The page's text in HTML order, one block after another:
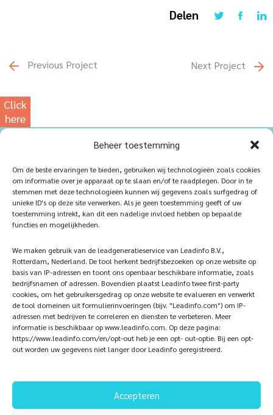
Beheer toestemming
Om de beste ervaringen te bieden, gebruiken wij technologieën zoals cookies
om informatie over je apparaat op te slaan en/of te raadplegen. Door in te
stemmen met deze technologieën kunnen wij gegevens zoals surfgedrag of
unieke ID's op deze site verwerken. Als je geen toestemming geeft of uw
toestemming intrekt, kan dit een nadelige invloed hebben op bepaalde
functies en mogelijkheden.
We maken gebruik van de leadgeneratieservice van Leadinfo B.V.,
Rotterdam, Nederland. De tool herkent bedrijfsbezoeken op onze website op
basis van IP-adressen en toont ons openbaar beschikbare informatie, zoals
bedrijfsnamen of adressen. Bovendien plaatst Leadinfo twee first-party
cookies, om het gebruikersgedrag op onze website te evalueren en verwerkt
de tool domeinen uit formulierinvoeringen (bijv. "Leadinfo.com") om IP-
adressen met bedrijven te correleren en diensten te verbeteren. Meer
informatie is beschikbaar op www.leadinfo.com. Op deze pagina:
https://www.leadinfo.com/en/opt-out heb je een opt- out-optie. Bij een opt-
out worden uw gegevens niet langer door Leadinfo geregistreerd.
Accepteren
Delen
Previous Project Next Project
Click
here
for
Home
Products
iQ Atelier
References
Sustainablility
Vacancies
Contact
Veelgestelde vragen
Follow Us Subscribe now!